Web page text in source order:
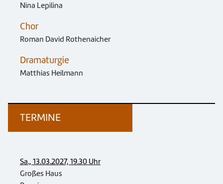
Nina Lepilina
Chor
Roman David Rothenaicher
Dramaturgie
Matthias Heilmann
TERMINE
Sa., 13.03.2027, 19.30 Uhr
Großes Haus